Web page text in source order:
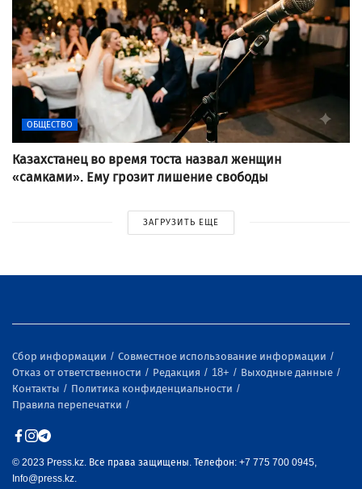
ОБЩЕСТВО
Казахстанец во время тоста назвал женщин
«самками». Ему грозит лишение свободы
ЗАГРУЗИТЬ ЕЩЕ
Сбор информации
Совместное использование информации
Отказ от ответственности
Редакция 18+
Выходные данные
Контакты
Политика конфиденциальности
Правила перепечатки
© 2023 Press.kz. Все права защищены. Телефон: +7 775 700 0945,
Info@press.kz.